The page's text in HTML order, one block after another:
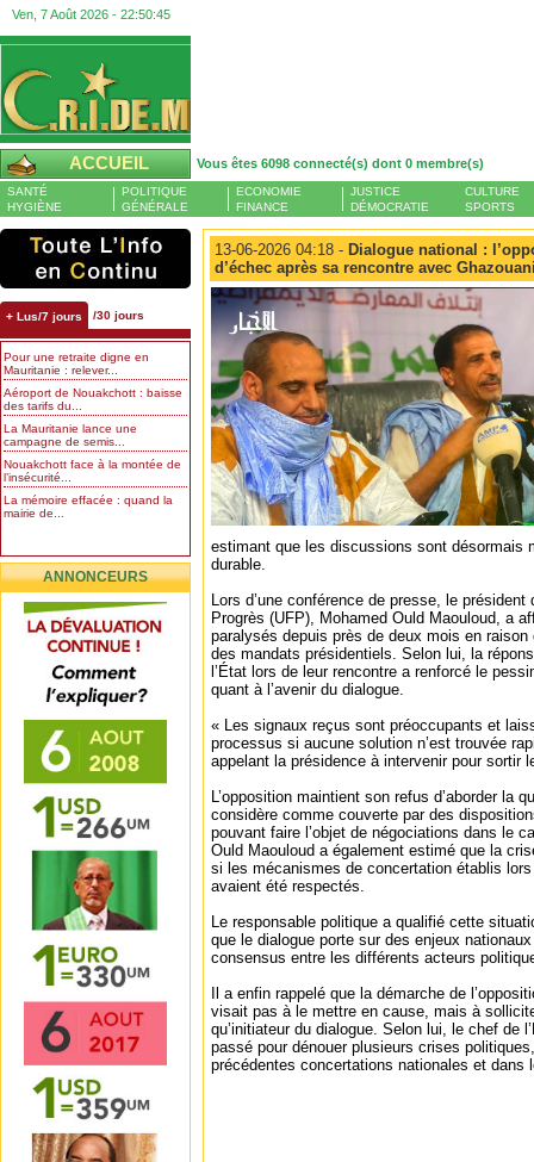
Ven, 7 Août 2026 - 22:50:45
ACCUEIL Vous êtes 6098 connecté(s) dont 0 membre(s)
SANTÉ
HYGIÈNE
POLITIQUE
GÉNÉRALE
ECONOMIE
FINANCE
JUSTICE
DÉMOCRATIE
CULTURE
SPORTS
+ Lus/7 jours /30 jours
Pour une retraite digne en
Mauritanie : relever...
Aéroport de Nouakchott : baisse
des tarifs du...
La Mauritanie lance une
campagne de semis...
Nouakchott face à la montée de
l’insécurité...
La mémoire effacée : quand la
mairie de...
ANNONCEURS
13-06-2026 04:18 - Dialogue national :
d’échec après sa rencontre avec
estimant que les discussions sont désormais
durable.
Lors d’une conférence de presse, le président
Progrès (UFP), Mohamed Ould Maouloud, a
paralysés depuis près de deux mois en
des mandats présidentiels. Selon lui, la
l’État lors de leur rencontre a renforcé le
quant à l’avenir du dialogue.
« Les signaux reçus sont préoccupants et
processus si aucune solution n’est trouvée
appelant la présidence à intervenir pour sortir
L’opposition maintient son refus d’aborder la
considère comme couverte par des
pouvant faire l’objet de négociations dans le
Ould Maouloud a également estimé que la
si les mécanismes de concertation établis
avaient été respectés.
Le responsable politique a qualifié cette
que le dialogue porte sur des enjeux
consensus entre les différents acteurs
Il a enfin rappelé que la démarche de
visait pas à le mettre en cause, mais à
qu’initiateur du dialogue. Selon lui, le chef de
passé pour dénouer plusieurs crises
précédentes concertations nationales et dans